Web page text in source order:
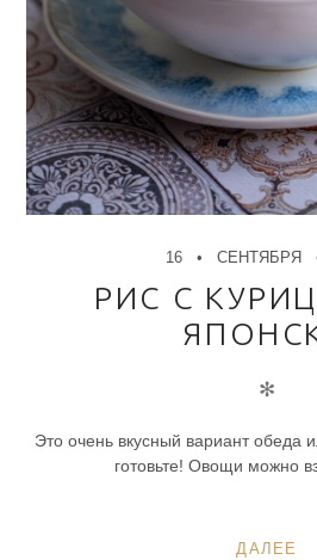
16 СЕНТЯБРЯ
РИС С
✻
Это очень вкусный вариант обеда
готовьте! Овощи можно
ДАЛЕЕ